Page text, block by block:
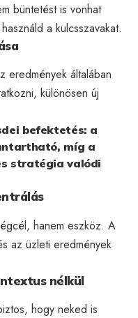
büntetést is vonhat
a kulcsszavakat.
eredmények általában
különösen új
befektetés: a
míg a
stratégia valódi
hanem eszköz. A
az üzleti eredmények
nélkül
hogy neked is